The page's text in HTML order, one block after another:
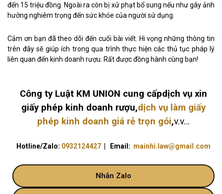
đến 15 triệu đồng. Ngoài ra còn bị xử phạt bổ sung nếu như gây ảnh
hưởng nghiêm trọng đến sức khỏe của người sử dụng.
Cảm ơn bạn đã theo dõi đến cuối bài viết. Hi vọng những thông tin
trên đây sẽ giúp ích trong qua trình thực hiện các thủ tục pháp lý
liên quan đến kinh doanh rượu. Rất được đồng hành cùng bạn!
Công ty Luật KM UNION cung cấpdịch vụ xin
giấy phép kinh doanh rượu,dịch vụ làm giấy
phép kinh doanh giá rẻ trọn gói,v.v…
Hotline/Zalo: 0932124427 | Email: mainhi.law@gmail.com
Nhắn Zalo